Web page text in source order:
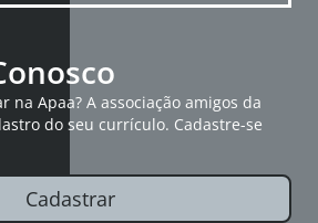
na Apaa? A associação amigos da
do seu currículo. Cadastre-se
Cadastrar